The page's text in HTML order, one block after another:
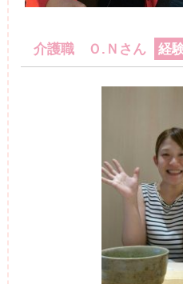
介護職 Ｏ.Ｎさん 経